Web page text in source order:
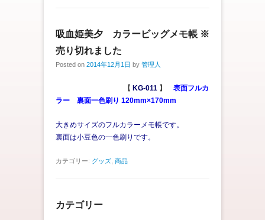
吸血姫美夕 カラービッグメモ帳 ※
売り切れました
Posted on 2014年12月1日 by 管理人
【 KG-011 】 表面フルカ
ラー 裏面一色刷り 120mm×170mm
大きめサイズのフルカラーメモ帳です。
裏面は小豆色の一色刷りです。
カテゴリー: グッズ 商品
カテゴリー